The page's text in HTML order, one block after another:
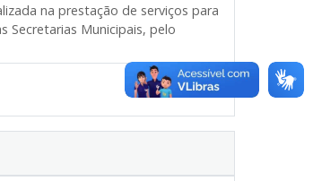
na prestação de serviços para
Secretarias Municipais, pelo